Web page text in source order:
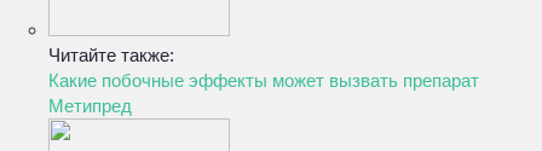
Читайте также:
Какие побочные эффекты может вызвать препарат
Метипред